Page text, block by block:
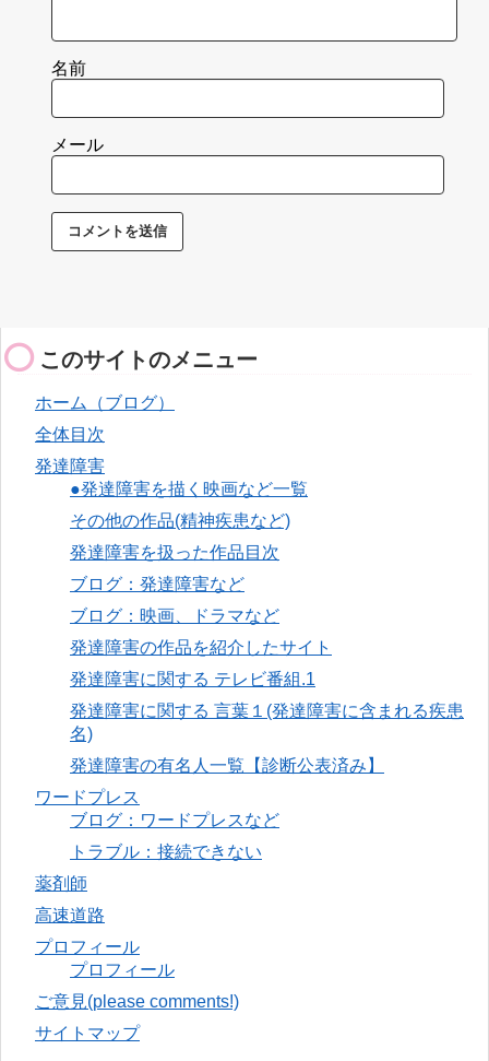
名前
メール
このサイトのメニュー
ホーム（ブログ）
全体目次
発達障害
●発達障害を描く映画など一覧
その他の作品(精神疾患など)
発達障害を扱った作品目次
ブログ：発達障害など
ブログ：映画、ドラマなど
発達障害の作品を紹介したサイト
発達障害に関する テレビ番組.1
発達障害に関する 言葉１(発達障害に含まれる疾患
名)
発達障害の有名人一覧【診断公表済み】
ワードプレス
ブログ：ワードプレスなど
トラブル：接続できない
薬剤師
高速道路
プロフィール
プロフィール
ご意見(please comments!)
サイトマップ